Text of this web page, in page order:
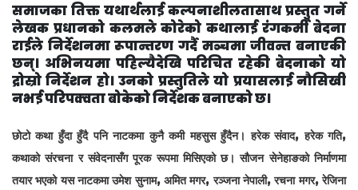
समाजका तिक्त यथार्थलाई कल्पनाशीलतासाथ प्रस्तुत गर्ने
लेखक प्रधानको कलमले कोरेको कथालाई रंगकर्मी बेदना
राईले निर्देशनमा रूपान्तरण गर्दै मञ्चमा जीवन्त बनाएकी
छन्। अभिनयमा पहिल्यैदेखि परिचित रहेकी बेदनाको यो
द्रोस्रो निर्देशन हो। उनको प्रस्तुतिले यो प्रयासलाई नौसिखी
नभई परिपक्वता बोकेको निर्देशक बनाएको छ।
छोटो कथा हुँदा हुँदै पनि नाटकमा कुनै कमी महसुस हुँदैन। हरेक संवाद, हरेक गति,
कथाको संरचना र संवेदनासँग पूरक रूपमा मिसिएको छ। सौजन सेनेहाङको निर्माणमा
तयार भएको यस नाटकमा उमेश सुनाम, अमित मगर, रञ्जना नेपाली, रचना मगर, रेजिना